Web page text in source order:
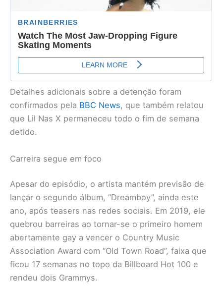
Detalhes adicionais sobre a detenção foram
confirmados pela BBC News, que também relatou
que Lil Nas X permaneceu todo o fim de semana
detido.
Carreira segue em foco
Apesar do episódio, o artista mantém previsão de
lançar o segundo álbum, “Dreamboy”, ainda este
ano, após teasers nas redes sociais. Em 2019, ele
quebrou barreiras ao tornar-se o primeiro homem
abertamente gay a vencer o Country Music
Association Award com “Old Town Road”, faixa que
ficou 17 semanas no topo da Billboard Hot 100 e
rendeu dois Grammys.